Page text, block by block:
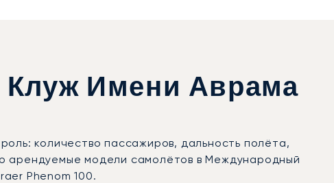
Имени Аврама
количество пассажиров, дальность полёта,
арендуемые модели самолётов в Международный
Phenom 100.